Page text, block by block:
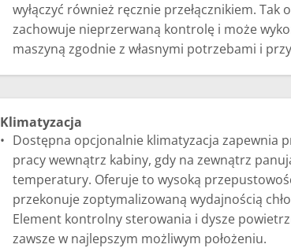
wyłączyć również ręcznie przełącznikiem. Tak
zachowuje nieprzerwaną kontrolę i może
maszyną zgodnie z własnymi potrzebami i
Klimatyzacja
Dostępna opcjonalnie klimatyzacja zapewnia
pracy wewnątrz kabiny, gdy na zewnątrz
temperatury. Oferuje to wysoką
przekonuje zoptymalizowaną wydajnością
Element kontrolny sterowania i dysze
zawsze w najlepszym możliwym położeniu.